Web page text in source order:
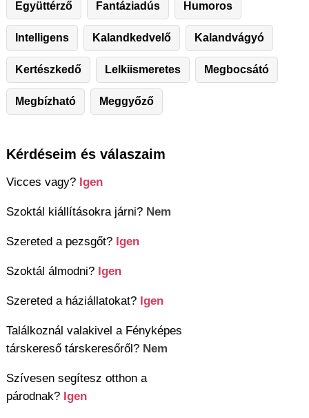
Együttérző Fantáziadús Humoros
Intelligens Kalandkedvelő Kalandvágyó
Kertészkedő Lelkiismeretes Megbocsátó
Megbízható Meggyőző
Kérdéseim és válaszaim
Vicces vagy? Igen
Szoktál kiállításokra járni? Nem
Szereted a pezsgőt? Igen
Szoktál álmodni? Igen
Szereted a háziállatokat? Igen
Találkoznál valakivel a Fényképes
társkereső társkeresőről? Nem
Szívesen segítesz otthon a
párodnak? Igen